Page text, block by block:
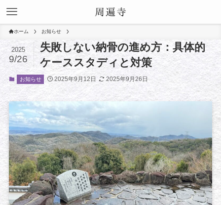
ホーム お知らせ
失敗しない納骨の進め方：具体的
ケーススタディと対策
2025
9/26
お知らせ 2025年9月12日 2025年9月26日